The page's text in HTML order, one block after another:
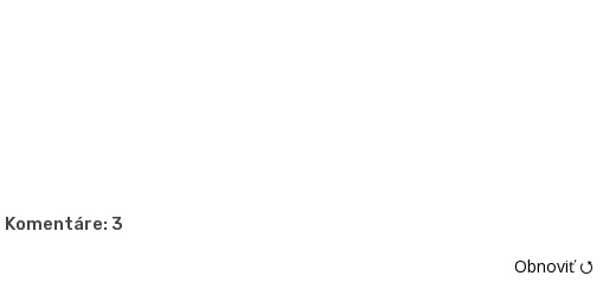
Komentáre: 3
Obnoviť ⭯